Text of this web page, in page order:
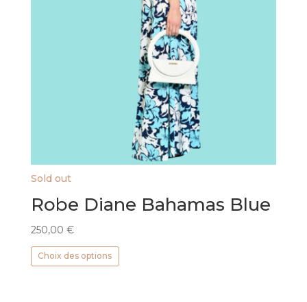
produit
Sold out
Robe Diane Bahamas Blue
250,00 €
Choix des options
Ce